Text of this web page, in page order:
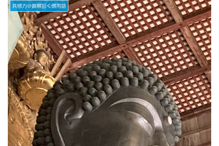
共感力＠誤解招く慣用語